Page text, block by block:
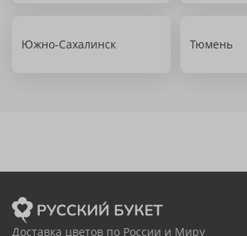
Южно-Сахалинск Тюмень
Доставка цветов по России и Миру